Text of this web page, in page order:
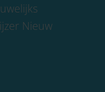
Nieuw